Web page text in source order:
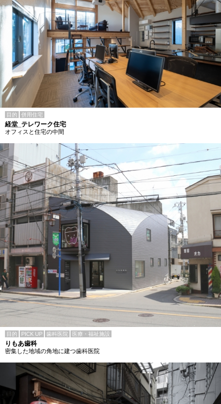
目的 併用住宅
経堂_テレワーク住宅
オフィスと住宅の中間
目的 PICK UP 歯科医院 医療・福祉施設
りもあ歯科
密集した地域の角地に建つ歯科医院